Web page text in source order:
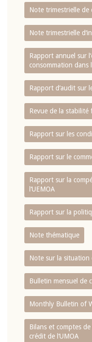
Note trimestrielle de
Note trimestrielle
Rapport annuel sur
consommation dans
Rapport d‘audit sur
Revue de la stabilité
Rapport sur les
Rapport sur le
Rapport sur la
l‘UEMOA
Rapport sur la
Note thématique
Note sur la situation
Bulletin mensuel de
Monthly Bulletin of
Bilans et comptes
crédit de l‘UMOA